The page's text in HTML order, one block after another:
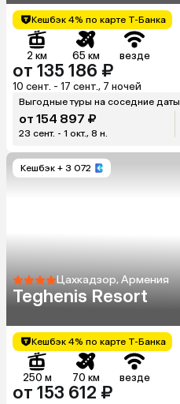
Кешбэк 4% по карте Т-Банка
2 км 65 км везде
от 135 186 ₽
10 сент. - 17 сент., 7 ночей
Выгодные туры на соседние даты
от 154 897 ₽
23 сент. - 1 окт., 8 н.
Кешбэк + 3 072
Цахкадзор, Армения
Teghenis Resort
Кешбэк 4% по карте Т-Банка
250 м 70 км везде
от 153 612 ₽